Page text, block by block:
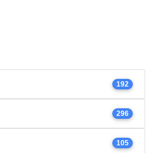
192
296
105